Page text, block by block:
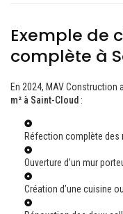
Exemple de
complète à
En 2024, MAV Construction
m² à Saint-Cloud :
Réfection complète des
Ouverture d’un mur
Création d’une cuisine